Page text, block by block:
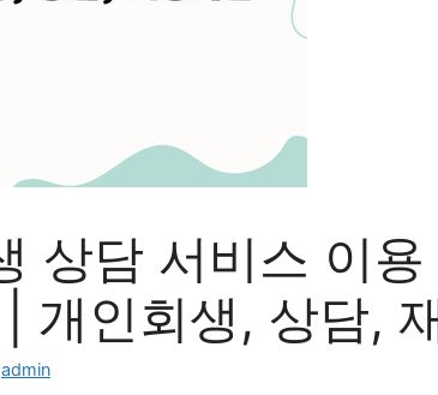
상담 서비스 이
개인회생, 상담,
admin